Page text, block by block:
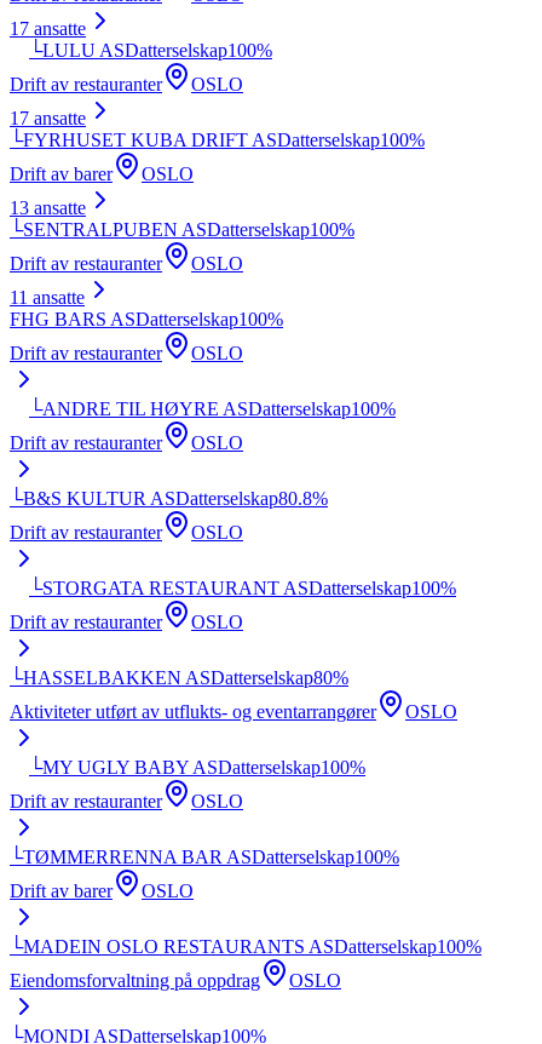
17 ansatte
└LULU ASDatterselskap100%
Drift av restauranter
OSLO
17 ansatte
└FYRHUSET KUBA DRIFT ASDatterselskap100%
Drift av barer
OSLO
13 ansatte
└SENTRALPUBEN ASDatterselskap100%
Drift av restauranter
OSLO
11 ansatte
FHG BARS ASDatterselskap100%
Drift av restauranter
OSLO
└ANDRE TIL HØYRE ASDatterselskap100%
Drift av restauranter
OSLO
└B&S KULTUR ASDatterselskap80.8%
Drift av restauranter
OSLO
└STORGATA RESTAURANT ASDatterselskap100%
Drift av restauranter
OSLO
└HASSELBAKKEN ASDatterselskap80%
Aktiviteter utført av utflukts- og eventarrangører
OSLO
└MY UGLY BABY ASDatterselskap100%
Drift av restauranter
OSLO
└TØMMERRENNA BAR ASDatterselskap100%
Drift av barer
OSLO
└MADEIN OSLO RESTAURANTS ASDatterselskap100%
Eiendomsforvaltning på oppdrag
OSLO
└MONDI ASDatterselskap100%